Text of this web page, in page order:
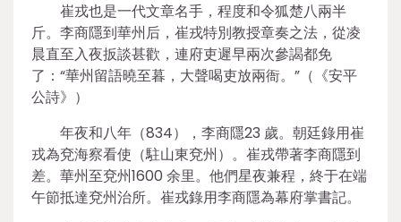
崔戎也是一代文章名手，程度和令狐楚八兩半
斤。李商隱到華州后，崔戎特別教授章奏之法，從凌
晨直至入夜扳談甚歡，連府吏遲早兩次參謁都免
了：“華州留語曉至暮，大聲喝吏放兩衙。”（《安平
公詩》）
年夜和八年（834），李商隱23 歲。朝廷錄用崔
戎為兗海察看使（駐山東兗州）。崔戎帶著李商隱到
差。華州至兗州1600 余里。他們星夜兼程，終于在端
午節抵達兗州治所。崔戎錄用李商隱為幕府掌書記。